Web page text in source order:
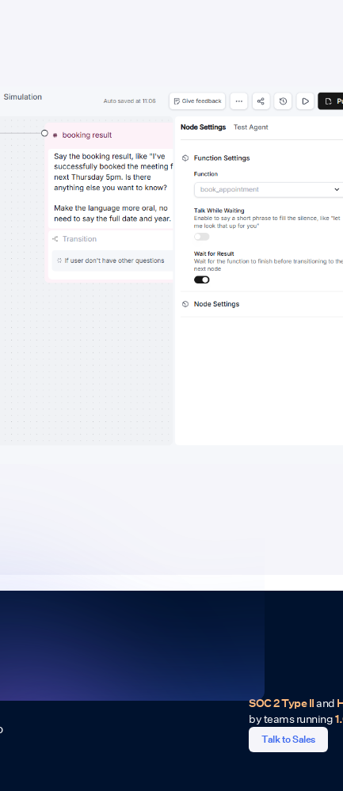
SOC 2 Type IIand
by teams running
Talk to Sales